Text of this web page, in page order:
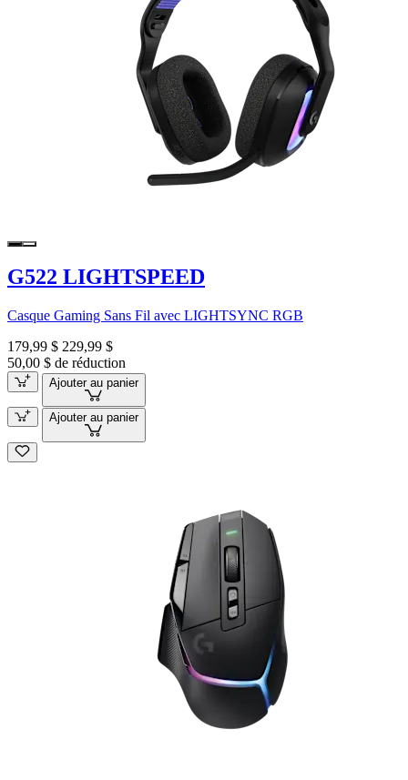
G522 LIGHTSPEED
Casque Gaming Sans Fil avec LIGHTSYNC RGB
179,99 $ 229,99 $
50,00 $ de réduction
Ajouter au panier
Ajouter au panier